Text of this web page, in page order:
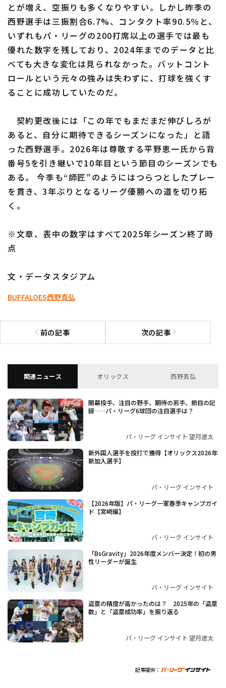
とが増え、空振りも多くなりやすい。しかし昨季の
西野選手は三振割合6.7%、コンタクト率90.5％と、
いずれもパ・リーグの200打席以上の選手では最も
優れた数字を残しており、2024年までのデータと比
べても大きな変化は見られなかった。バットコント
ロールという元々の強みは失わずに、打球を強くす
ることに成功していたのだ。
契約更改後には「この年でもまだまだ伸びしろが
あると、自分に期待できるシーズンになった」と語
った西野選手。2026年は尊敬する平野恵一氏から背
番号5を引き継いで10年目という節目のシーズンでも
ある。 今季も“師匠”のようにはつらつとしたプレー
を貫き、3年ぶりとなるリーグ優勝への道を切り拓
く。
※文章、表中の数字はすべて2025年シーズン終了時
点
文・データスタジアム
BUFFALOES西野真弘
前の記事
前の記事へ 次の記事次の記事へ
関連ニュース オリックス 西野真弘
開幕投手、注目の野手、期待の若手、節目の記
録……パ・リーグ6球団の注目選手は？
パ・リーグ インサイト 望月遼太
新外国人選手を投打で獲得【オリックス2026年
新加入選手】
パ・リーグ インサイト
【2026年版】パ・リーグ一軍春季キャンプガイ
ド【宮崎編】
パ・リーグ インサイト
「BsGravity」2026年度メンバー決定！初の男
性リーダーが誕生
パ・リーグ インサイト
盗塁の精度が高かったのは？ 2025年の「盗塁
数」と「盗塁成功率」を振り返る
パ・リーグ インサイト 望月遼太
記事提供：